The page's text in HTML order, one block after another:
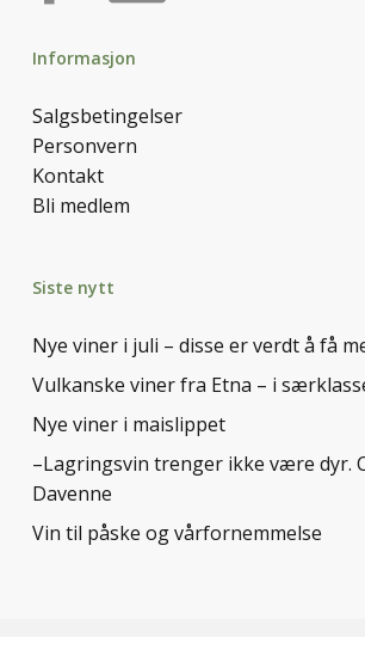
Informasjon
Salgsbetingelser
Personvern
Kontakt
Bli medlem
Siste nytt
Nye viner i juli – disse er verdt å få
Vulkanske viner fra Etna – i
Nye viner i maislippet
–Lagringsvin trenger ikke være dyr.
Davenne
Vin til påske og vårfornemmelse